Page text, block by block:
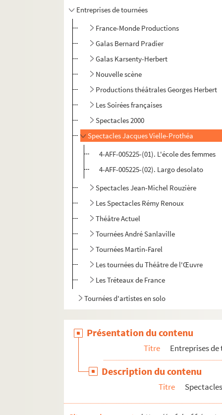
Entreprises de tournées
France-Monde Productions
Galas Bernard Pradier
Galas Karsenty-Herbert
Nouvelle scène
Productions théâtrales Georges Herbert
Les Soirées françaises
Spectacles 2000
Spectacles Jacques Vielle-Prothéa
4-AFF-005225-(01). L'école des femmes
4-AFF-005225-(02). Largo desolato
Spectacles Jean-Michel Rouzière
Les Spectacles Rémy Renoux
Théâtre Actuel
Tournées André Sanlaville
Tournées Martin-Farel
Les tournées du Théâtre de l'Œuvre
Les Tréteaux de France
Tournées d'artistes en solo
Présentation du contenu
Titre Entreprises
Description du contenu
Titre